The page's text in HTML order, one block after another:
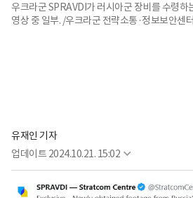
우크라군 SPRAVDI가 러시아군 장비를 수령하
영상 중 일부. /우크라군 전략소통·정보보안센
유재인 기자
업데이트 2024.10.21. 15:02